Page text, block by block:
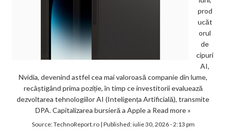
prod
ucăt
orul
de
cipuri
AI,
Nvidia, devenind astfel cea mai valoroasă companie din lume,
recâștigând prima poziție, în timp ce investitorii evaluează
dezvoltarea tehnologiilor AI (Inteligența Artificială), transmite
DPA. Capitalizarea bursieră a Apple a Read more »
Source:TechnoReport.ro| Published:iulie 30, 2026 - 2:13 pm